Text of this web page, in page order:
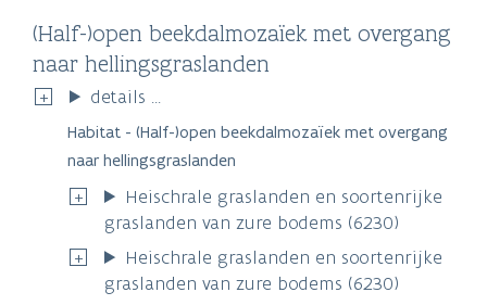
(Half-)open beekdalmozaïek met overgang
naar hellingsgraslanden
details ...
Habitat - (Half-)open beekdalmozaïek met overgang
naar hellingsgraslanden
Heischrale graslanden en soortenrijke
graslanden van zure bodems (6230)
Heischrale graslanden en soortenrijke
graslanden van zure bodems (6230)